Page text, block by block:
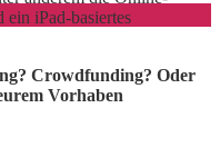
iPad-basiertes
Crowdfunding? Oder
Vorhaben